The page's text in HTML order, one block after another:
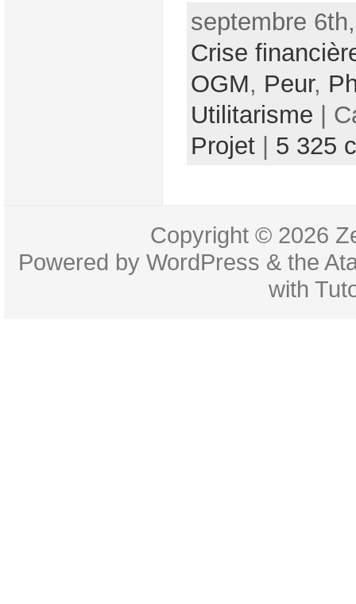
septembre
Crise
OGM, Peur,
Utilitarisme |
Projet| 5 325
Copyright © 2026
Powered byWordPress & the
with